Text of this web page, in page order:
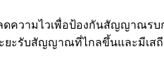
ดความไวเพื่อป้องกันสัญญาณรบ
ยะรับสัญญาณที่ไกลขึ้นและมี